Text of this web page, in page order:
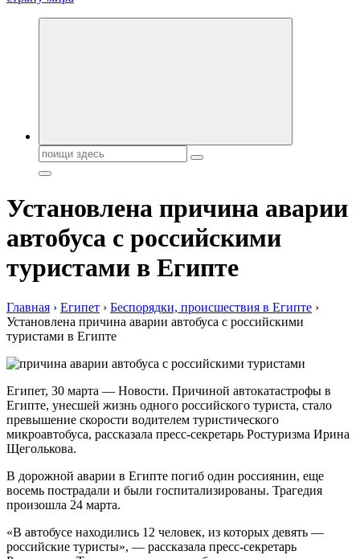
Новости туризма, куда поехать на отдых, где провести отпуск.
Поиск:
Установлена причина аварии
автобуса с российскими
туристами в Египте
Главная › Египет › Беспорядки, происшествия в Египте ›
Установлена причина аварии автобуса с российскими
туристами в Египте
Египет, 30 марта — Новости. Причиной автокатастрофы в
Египте, унесшей жизнь одного российского туриста, стало
превышение скорости водителем туристического
микроавтобуса, рассказала пресс-секретарь Ростуризма Ирина
Щеголькова.
В дорожной аварии в Египте погиб один россиянин, еще
восемь пострадали и были госпитализированы. Трагедия
произошла 24 марта.
«В автобусе находились 12 человек, из которых девять —
российские туристы», — рассказала пресс-секретарь